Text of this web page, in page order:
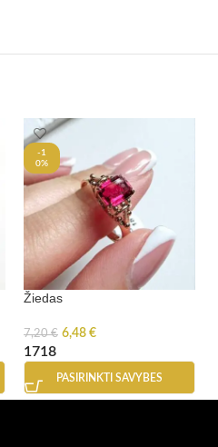
-1
0%
Žiedas
7,20€ 6,48 €
1718
PASIRINKTI SAVYBES